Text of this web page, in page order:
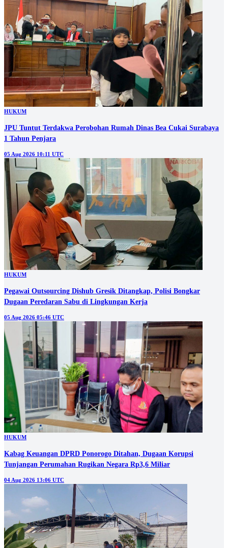
HUKUM
JPU Tuntut Terdakwa Perobohan Rumah Dinas Bea Cukai Surabaya
1 Tahun Penjara
05 Aug 2026 10:11 UTC
HUKUM
Pegawai Outsourcing Dishub Gresik Ditangkap, Polisi Bongkar
Dugaan Peredaran Sabu di Lingkungan Kerja
05 Aug 2026 05:46 UTC
HUKUM
Kabag Keuangan DPRD Ponorogo Ditahan, Dugaan Korupsi
Tunjangan Perumahan Rugikan Negara Rp3,6 Miliar
04 Aug 2026 13:06 UTC